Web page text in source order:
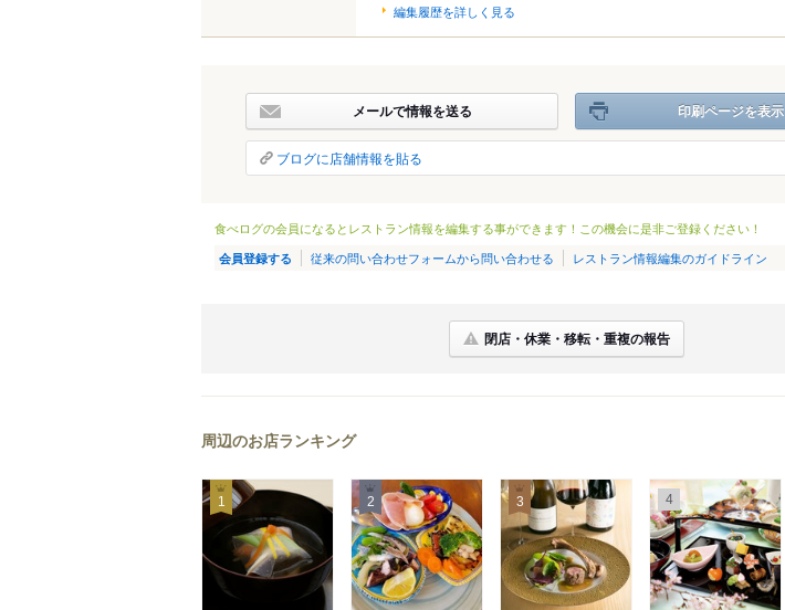
編集履歴を詳しく見る
メールで情報を送る 印刷ページを表示
ブログに店舗情報を貼る
食べログの会員になるとレストラン情報を編集する事ができます！この機会に是非ご登録ください！
会員登録する 従来の問い合わせフォームから問い合わせる レストラン情報編集のガイドライン
閉店・休業・移転・重複の報告
周辺のお店ランキング
1 2 3 4